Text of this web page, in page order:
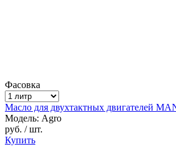
Фасовка
Масло для двухтактных двигателей
Модель: Agro
руб. / шт.
Купить